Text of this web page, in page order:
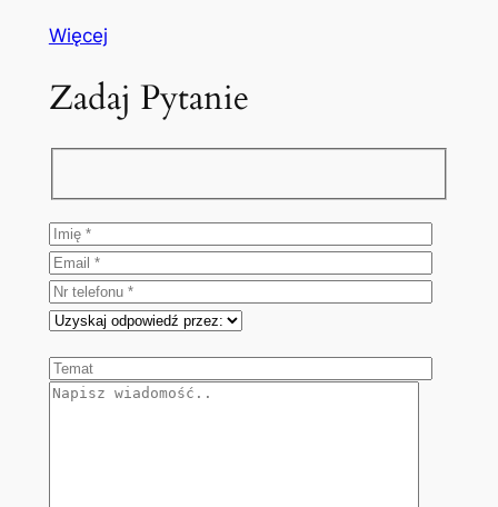
Więcej
Zadaj Pytanie